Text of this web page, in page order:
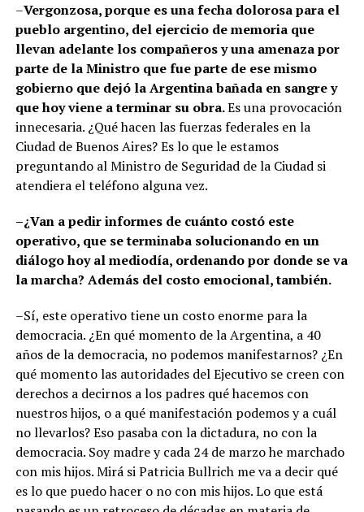
–Vergonzosa, porque es una fecha dolorosa para el
pueblo argentino, del ejercicio de memoria que
llevan adelante los compañeros y una amenaza por
parte de la Ministro que fue parte de ese mismo
gobierno que dejó la Argentina bañada en sangre y
que hoy viene a terminar su obra.Es una provocación
innecesaria. ¿Qué hacen las fuerzas federales en la
Ciudad de Buenos Aires? Es lo que le estamos
preguntando al Ministro de Seguridad de la Ciudad si
atendiera el teléfono alguna vez.
–¿Van a pedir informes de cuánto costó este
operativo, que se terminaba solucionando en un
diálogo hoy al mediodía, ordenando por donde se va
la marcha? Además del costo emocional, también.
–Sí, este operativo tiene un costo enorme para la
democracia. ¿En qué momento de la Argentina, a 40
años de la democracia, no podemos manifestarnos? ¿En
qué momento las autoridades del Ejecutivo se creen con
derechos a decirnos a los padres qué hacemos con
nuestros hijos, o a qué manifestación podemos y a cuál
no llevarlos? Eso pasaba con la dictadura, no con la
democracia. Soy madre y cada 24 de marzo he marchado
con mis hijos. Mirá si Patricia Bullrich me va a decir qué
es lo que puedo hacer o no con mis hijos. Lo que está